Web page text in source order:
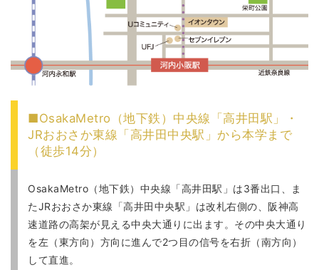
■OsakaMetro（地下鉄）中央線「高井田駅」・
JRおおさか東線「高井田中央駅」から本学まで
（徒歩14分）
OsakaMetro（地下鉄）中央線「高井田駅」は3番出口、ま
たJRおおさか東線「高井田中央駅」は改札右側の、阪神高
速道路の高架が見える中央大通りに出ます。その中央大通り
を左（東方向）方向に進んで2つ目の信号を右折（南方向）
して直進。